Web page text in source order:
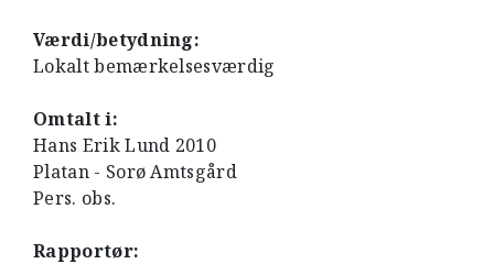
Værdi/betydning:
Lokalt bemærkelsesværdig
Omtalt i:
Hans Erik Lund 2010
Platan - Sorø Amtsgård
Pers. obs.
Rapportør: